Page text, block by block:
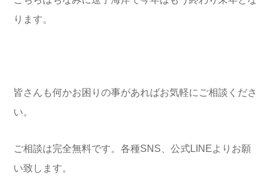
ります。
皆さんも何かお困りの事があればお気軽にご相談くださ
い。
ご相談は完全無料です。各種SNS、公式LINEよりお願
い致します。